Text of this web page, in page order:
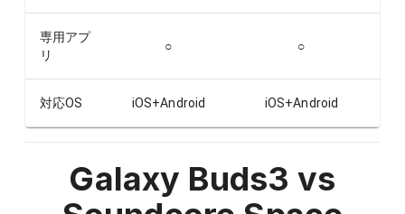
専用アプ
リ
○ ○
対応OS iOS+Android iOS+Android
Galaxy Buds3 vs